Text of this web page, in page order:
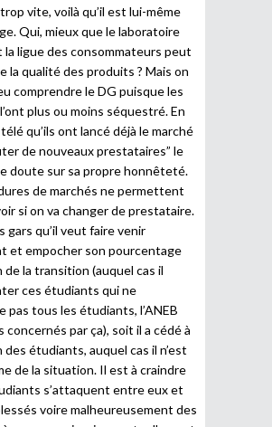
vite, voilà qu’il est lui-même
Qui, mieux que le laboratoire
la ligue des consommateurs peut
la qualité des produits ? Mais on
comprendre le DG puisque les
plus ou moins séquestré. En
qu’ils ont lancé déjà le marché
de nouveaux prestataires” le
doute sur sa propre honnêteté.
de marchés ne permettent
si on va changer de prestataire.
gars qu’il veut faire venir
et empocher son pourcentage
de la transition (auquel cas il
ces étudiants qui ne
pas tous les étudiants, l’ANEB
concernés par ça), soit il a cédé à
des étudiants, auquel cas il n’est
de la situation. Il est à craindre
s’attaquent entre eux et
voire malheureusement des